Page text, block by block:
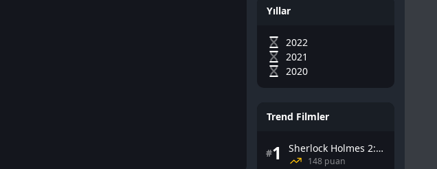
Yıllar
2022
2021
2020
Trend Filmler
#1 Sherlock Holmes 2: Gölge Oyunları
148 puan